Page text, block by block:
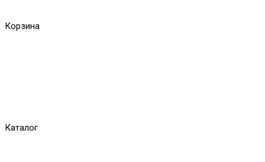
Корзина
Каталог